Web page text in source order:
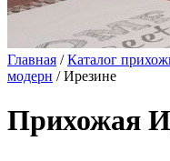
Главная /Каталог
модерн / Ирезине
Прихожая